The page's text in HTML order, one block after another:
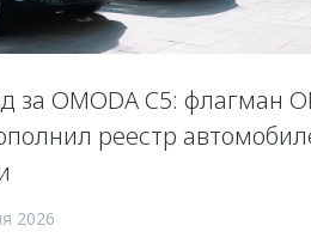
за OMODA C5: флагман
реестр
2026